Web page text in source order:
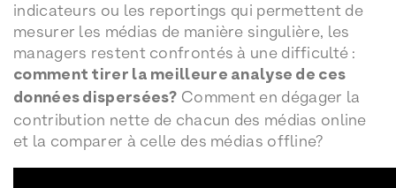
indicateurs ou les reportings qui permettent de
mesurer les médias de manière singulière, les
managers restent confrontés à une difficulté :
comment tirer la meilleure analyse de ces
données dispersées? Comment en dégager la
contribution nette de chacun des médias online
et la comparer à celle des médias offline?